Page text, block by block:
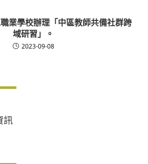
業學校辦理「中區教師共備社群跨
域研習」。
2023-09-08
訊